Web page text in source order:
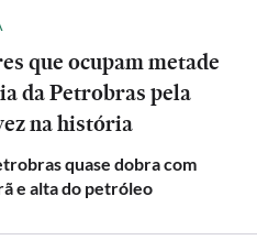
que ocupam metade
da Petrobras pela
na história
quase dobra com
e alta do petróleo